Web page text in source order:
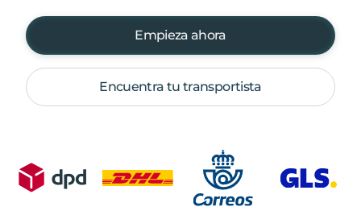
Empieza ahora
Encuentra tu transportista